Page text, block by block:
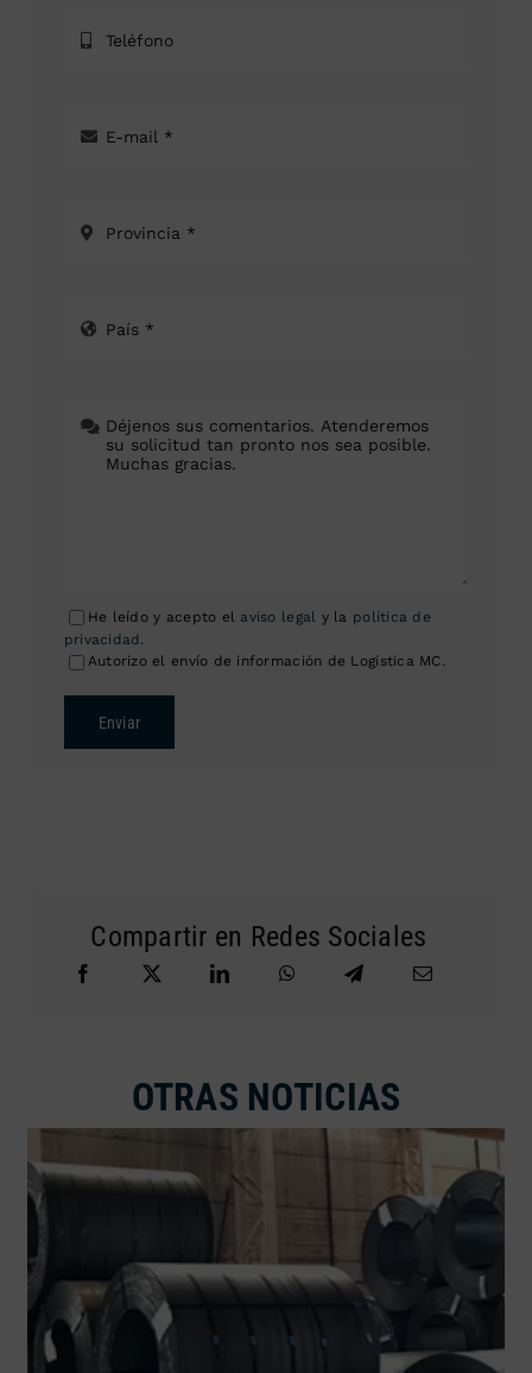
He leído y acepto el aviso legal y la política de
privacidad .
Autorizo el envío de información de Logística MC.
Enviar
Compartir en Redes Sociales
OTRAS NOTICIAS